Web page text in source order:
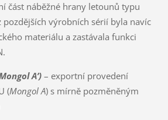
část náběžné hrany letounů typu
pozdějších výrobních sérií byla navíc
materiálu a zastávala funkci
A’)– exportní provedení
(Mongol A) s mírně pozměněným